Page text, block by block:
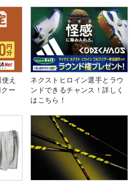
え
ー
ネクストヒロイン選手とラウ
ンドできるチャンス！詳しく
はこちら！